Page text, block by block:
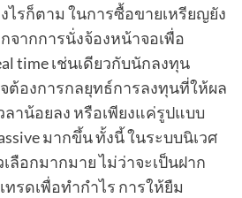
ไรก็ตาม ในการซื้อขายเหรียญยัง
จากการนั่งจ้องหน้าจอเพื่อ
time เช่นเดียวกับนักลงทุน
ต้องการกลยุทธ์การลงทุนที่ให้ผล
ลาน้อยลง หรือเพียงแค่รูปแบบ
มากขึ้น ทั้งนี้ ในระบบนิเวศ
ลือกมากมาย ไม่ว่าจะเป็นฝาก
รดเพื่อทำกำไร การให้ยืม